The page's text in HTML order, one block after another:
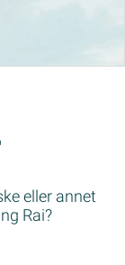
eller annet
Rai?